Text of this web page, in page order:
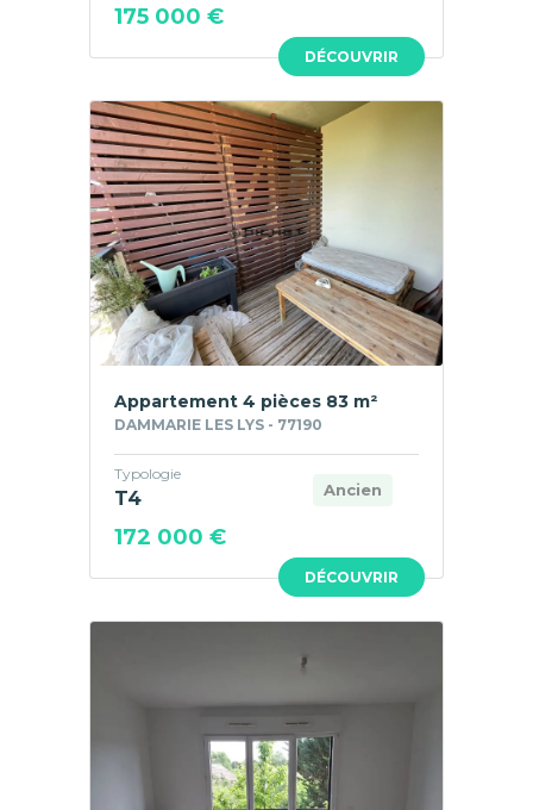
DÉCOUVRIR
175 000 €
DÉCOUVRIR
Appartement 4 pièces 83 m²
DAMMARIE LES LYS - 77190
Ancien
Typologie
T4
172 000 €